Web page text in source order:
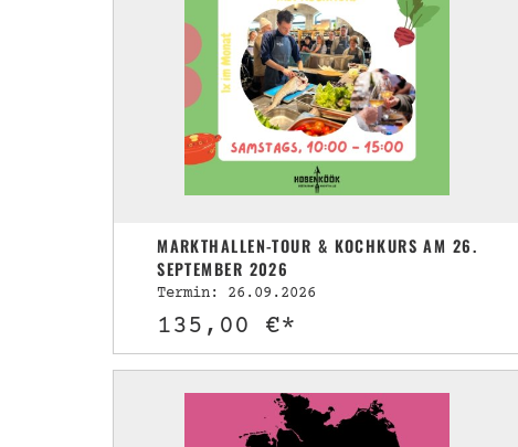
MARKTHALLEN-TOUR & KOCHKURS AM 26.
SEPTEMBER 2026
Termin: 26.09.2026
135,00 €*